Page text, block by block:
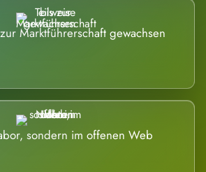
Marktführerschaft gewachsen
sondern im offenen Web